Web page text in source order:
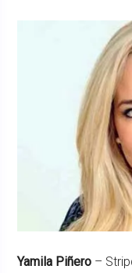
Yamila Piñero –